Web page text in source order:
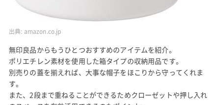
出典: amazon.co.jp
無印良品からもうひとつおすすめのアイテムを紹介。
ポリエチレン素材を使用した箱タイプの収納用品です。
別売りの蓋を揃えれば、大事な帽子をほこりから守ってくれま
す。
また、2段まで重ねることができるためクローゼットや押し入れ